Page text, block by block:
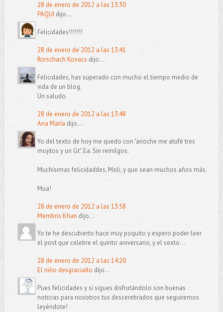
28 de enero de 2012 a las 13:30
PAQUI dijo...
Felicidades!!!!!!!
28 de enero de 2012 a las 13:41
Rorschach Kovacs dijo...
Felicidades, has superado con mucho el tiempo medio de
vida de un blog.
Un saludo.
28 de enero de 2012 a las 13:48
Ana María dijo...
Yo del texto de hoy me quedo con "anoche me atufé tres
mojitos y un Gt". Ea. Sin remilgos.
Muchísimas felicidaddes, Moli, y que sean muchos años más.
Mua!
28 de enero de 2012 a las 13:58
Membris Khan dijo...
Yo te he descubierto hace muy poquito y espero poder leer
el post que celebre el quinto aniversario, y el sexto...
28 de enero de 2012 a las 14:20
El niño desgraciaíto dijo...
Pues felicidades y si sigues disfrutándolo son buenas
noticias para nosotros tus descerebrados que seguiremos
leyéndote!